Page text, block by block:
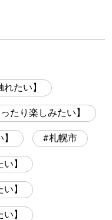
たい】
ったり楽しみたい】
札幌市
】
】
】